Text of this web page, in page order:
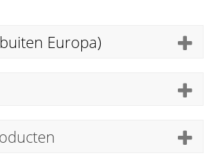
Europa)